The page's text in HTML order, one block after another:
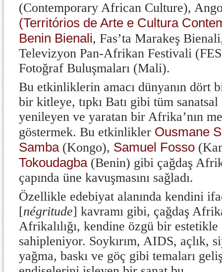
(Contemporary African Culture),
(Territórios de Arte e Cultura
Benin Bienali, Fas’ta Marakeş
Televizyon Pan-Afrikan Festivali
Fotoğraf Buluşmaları (Mali).
Bu etkinliklerin amacı dünyanın dört
bir kitleye, tıpkı Batı gibi tüm
yenileyen ve yaratan bir Afrika’nın
göstermek. Bu etkinlikler Ousmane
Samba(Kongo), Samuel Fosso
Tokoudagba(Benin) gibi çağdaş
çapında üne kavuşmasını sağladı.
Özellikle edebiyat alanında kendini
[négritude] kavramı gibi, çağdaş
Afrikalılığı, kendine özgü bir
sahipleniyor. Soykırım, AIDS, açlık,
yağma, baskı ve göç gibi temaları